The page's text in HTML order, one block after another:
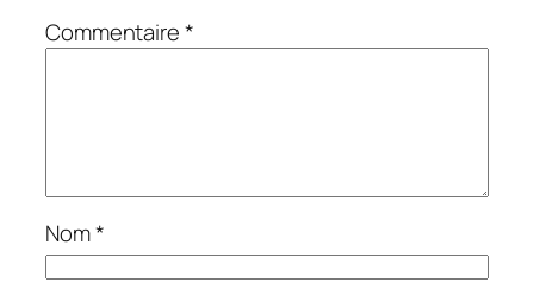
Commentaire*
Nom*